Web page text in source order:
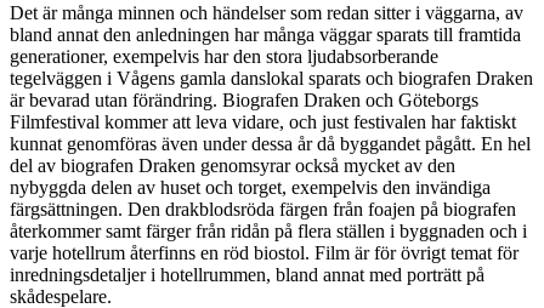
Det är många minnen och händelser som redan sitter i väggarna, av
bland annat den anledningen har många väggar sparats till framtida
generationer, exempelvis har den stora ljudabsorberande
tegelväggen i Vågens gamla danslokal sparats och biografen Draken
är bevarad utan förändring. Biografen Draken och Göteborgs
Filmfestival kommer att leva vidare, och just festivalen har faktiskt
kunnat genomföras även under dessa år då byggandet pågått. En hel
del av biografen Draken genomsyrar också mycket av den
nybyggda delen av huset och torget, exempelvis den invändiga
färgsättningen. Den drakblodsröda färgen från foajen på biografen
återkommer samt färger från ridån på flera ställen i byggnaden och i
varje hotellrum återfinns en röd biostol. Film är för övrigt temat för
inredningsdetaljer i hotellrummen, bland annat med porträtt på
skådespelare.